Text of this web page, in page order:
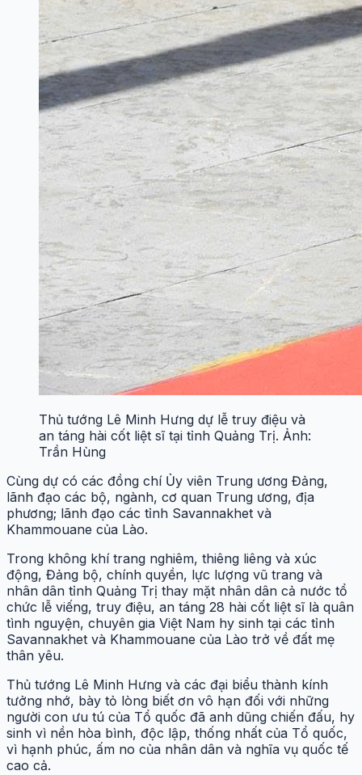
Thủ tướng Lê Minh Hưng dự lễ truy điệu và
an táng hài cốt liệt sĩ tại tỉnh Quảng Trị. Ảnh:
Trần Hùng
Cùng dự có các đồng chí Ủy viên Trung ương Đảng,
lãnh đạo các bộ, ngành, cơ quan Trung ương, địa
phương; lãnh đạo các tỉnh Savannakhet và
Khammouane của Lào.
Trong không khí trang nghiêm, thiêng liêng và xúc
động, Đảng bộ, chính quyền, lực lượng vũ trang và
nhân dân tỉnh Quảng Trị thay mặt nhân dân cả nước tổ
chức lễ viếng, truy điệu, an táng 28 hài cốt liệt sĩ là quân
tình nguyện, chuyên gia Việt Nam hy sinh tại các tỉnh
Savannakhet và Khammouane của Lào trở về đất mẹ
thân yêu.
Thủ tướng Lê Minh Hưng và các đại biểu thành kính
tưởng nhớ, bày tỏ lòng biết ơn vô hạn đối với những
người con ưu tú của Tổ quốc đã anh dũng chiến đấu, hy
sinh vì nền hòa bình, độc lập, thống nhất của Tổ quốc,
vì hạnh phúc, ấm no của nhân dân và nghĩa vụ quốc tế
cao cả.